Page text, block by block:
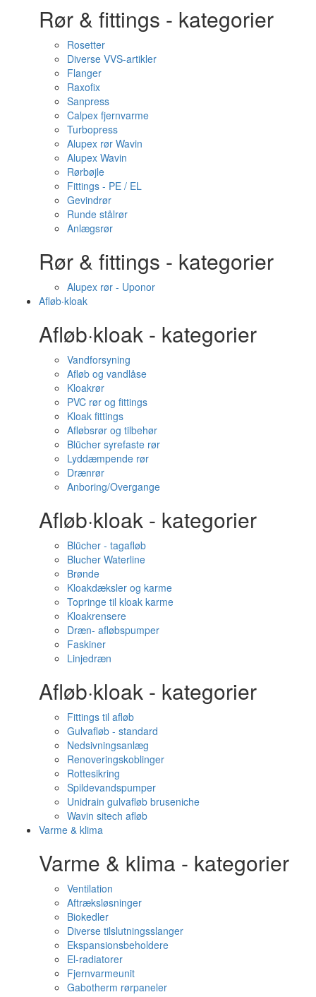
Rør & fittings - kategorier
Rosetter
Diverse VVS-artikler
Flanger
Raxofix
Sanpress
Calpex fjernvarme
Turbopress
Alupex rør Wavin
Alupex Wavin
Rørbøjle
Fittings - PE / EL
Gevindrør
Runde stålrør
Anlægsrør
Rør & fittings - kategorier
Alupex rør - Uponor
Afløb·kloak
Afløb·kloak - kategorier
Vandforsyning
Afløb og vandlåse
Kloakrør
PVC rør og fittings
Kloak fittings
Afløbsrør og tilbehør
Blücher syrefaste rør
Lyddæmpende rør
Drænrør
Anboring/Overgange
Afløb·kloak - kategorier
Blücher - tagafløb
Blucher Waterline
Brønde
Kloakdæksler og karme
Topringe til kloak karme
Kloakrensere
Dræn- afløbspumper
Faskiner
Linjedræn
Afløb·kloak - kategorier
Fittings til afløb
Gulvafløb - standard
Nedsivningsanlæg
Renoveringskoblinger
Rottesikring
Spildevandspumper
Unidrain gulvafløb bruseniche
Wavin sitech afløb
Varme & klima
Varme & klima - kategorier
Ventilation
Aftræksløsninger
Biokedler
Diverse tilslutningsslanger
Ekspansionsbeholdere
El-radiatorer
Fjernvarmeunit
Gabotherm rørpaneler